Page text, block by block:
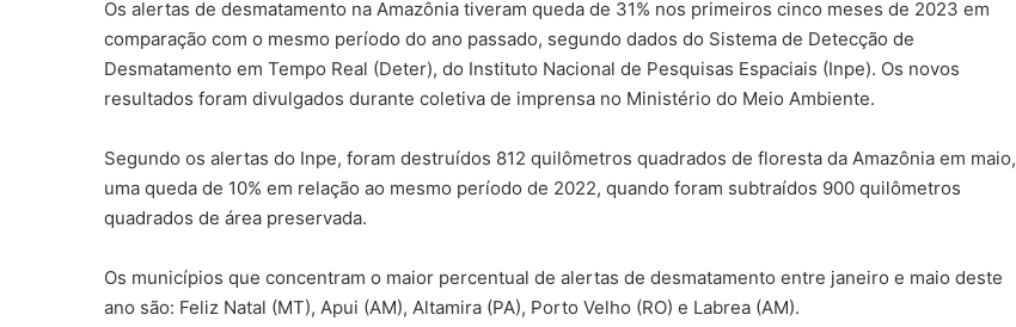
Os alertas de desmatamento na Amazônia tiveram queda de 31% nos primeiros cinco meses de 2023 em
comparação com o mesmo período do ano passado, segundo dados do Sistema de Detecção de
Desmatamento em Tempo Real (Deter), do Instituto Nacional de Pesquisas Espaciais (Inpe). Os novos
resultados foram divulgados durante coletiva de imprensa no Ministério do Meio Ambiente.
Segundo os alertas do Inpe, foram destruídos 812 quilômetros quadrados de floresta da Amazônia em maio,
uma queda de 10% em relação ao mesmo período de 2022, quando foram subtraídos 900 quilômetros
quadrados de área preservada.
Os municípios que concentram o maior percentual de alertas de desmatamento entre janeiro e maio deste
ano são: Feliz Natal (MT), Apui (AM), Altamira (PA), Porto Velho (RO) e Labrea (AM).